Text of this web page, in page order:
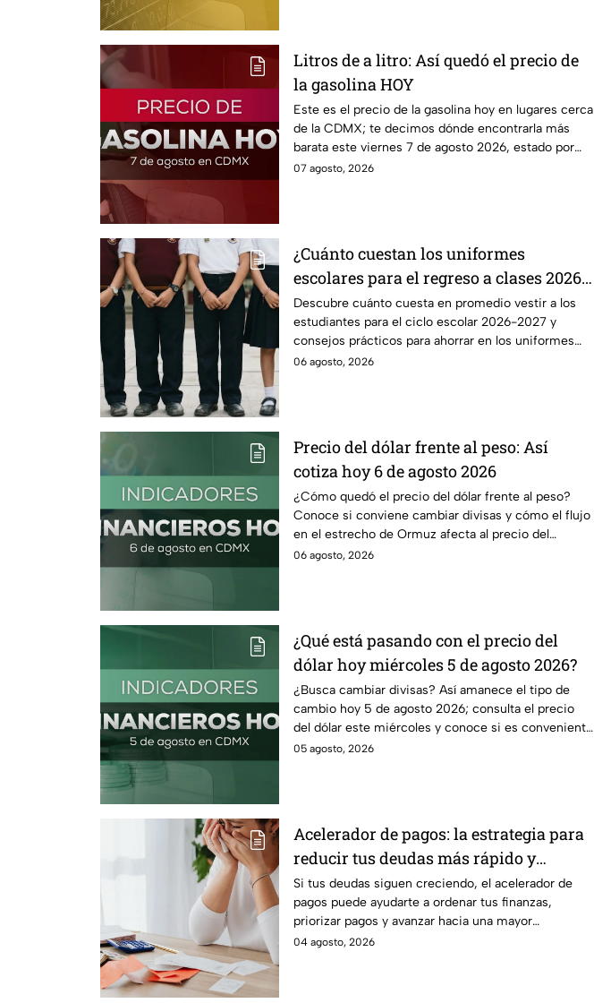
Litros de a litro: Así quedó el precio de
la gasolina HOY
Este es el precio de la gasolina hoy en lugares cerca
de la CDMX; te decimos dónde encontrarla más
barata este viernes 7 de agosto 2026, estado por
estado.
07 agosto, 2026
¿Cuánto cuestan los uniformes
escolares para el regreso a clases 2026,
según su grado?
Descubre cuánto cuesta en promedio vestir a los
estudiantes para el ciclo escolar 2026-2027 y
consejos prácticos para ahorrar en los uniformes
escolares.
06 agosto, 2026
Precio del dólar frente al peso: Así
cotiza hoy 6 de agosto 2026
¿Cómo quedó el precio del dólar frente al peso?
Conoce si conviene cambiar divisas y cómo el flujo
en el estrecho de Ormuz afecta al precio del
petróleo.
06 agosto, 2026
¿Qué está pasando con el precio del
dólar hoy miércoles 5 de agosto 2026?
¿Busca cambiar divisas? Así amanece el tipo de
cambio hoy 5 de agosto 2026; consulta el precio
del dólar este miércoles y conoce si es conveniente
comprar.
05 agosto, 2026
Acelerador de pagos: la estrategia para
reducir tus deudas más rápido y
recuperar el control de tus finanzas
Si tus deudas siguen creciendo, el acelerador de
pagos puede ayudarte a ordenar tus finanzas,
priorizar pagos y avanzar hacia una mayor
tranquilidad económica.
04 agosto, 2026